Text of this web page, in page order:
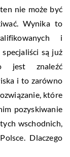
nie może być
Wynika to
i
są już
jest znaleźć
i to zarówno
które
pozyskiwanie
wschodnich,
Dlaczego